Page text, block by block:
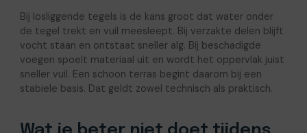
Bij losliggende tegels is de kans groot dat water onder
de tegel trekt en vuil meesleept. Bij verzakte delen blijft
vocht staan en ontstaat sneller alg. Bij beschadigde
voegen spoelt materiaal uit en wordt het oppervlak juist
sneller vuil. Een schoon terras begint daarom bij een
stabiele basis. Dat geldt zowel technisch als praktisch.